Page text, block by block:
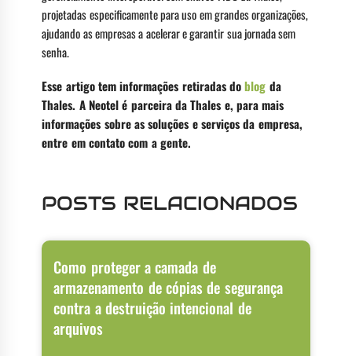
projetadas especificamente para uso em grandes organizações,
ajudando as empresas a acelerar e garantir sua jornada sem
senha.
Esse artigo tem informações retiradas doblog da
Thales. A Neotel é parceira da Thales e, para mais
informações sobre as soluções e serviços da empresa,
entre em contato com a gente.
POSTS RELACIONADOS
Como proteger a camada de
armazenamento de cópias de segurança
contra a destruição intencional de
arquivos